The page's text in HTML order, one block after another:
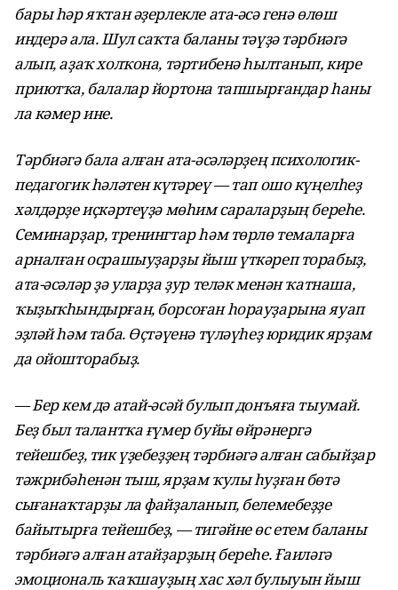
бары һәр яҡтан әҙерлекле ата-әсә генә өлөш
индерә ала. Шул саҡта баланы тәүҙә тәрбиәгә
алып, аҙаҡ холҡона, тәртибенә һылтанып, кире
приютҡа, балалар йортона тапшырғандар һаны
ла кәмер ине.
Тәрбиәгә бала алған ата-әсәләрҙең психологик-
педагогик һәләтен күтәреү — тап ошо күңелһеҙ
хәлдәрҙе иҫкәртеүҙә мөһим сараларҙың береһе.
Семинарҙар, тренингтар һәм төрлө темаларға
арналған осрашыуҙарҙы йыш үткәреп торабыҙ,
ата-әсәләр ҙә уларҙа ҙур теләк менән ҡатнаша,
ҡыҙыҡһындырған, борсоған һорауҙарына яуап
эҙләй һәм таба. Өҫтәүенә түләүһеҙ юридик ярҙам
да ойошторабыҙ.
— Бер кем дә атай-әсәй булып донъяға тыумай.
Беҙ был талантҡа ғүмер буйы өйрәнергә
тейешбеҙ, тик үҙебеҙҙең тәрбиәгә алған сабыйҙар
тәжрибәһенән тыш, ярҙам ҡулы һуҙған бөтә
сығанаҡтарҙы ла файҙаланып, белемебеҙҙе
байытырға тейешбеҙ, — тигәйне өс етем баланы
тәрбиәгә алған атайҙарҙың береһе. Ғаиләгә
эмоциональ ҡаҡшауҙың хас хәл булыуын йыш